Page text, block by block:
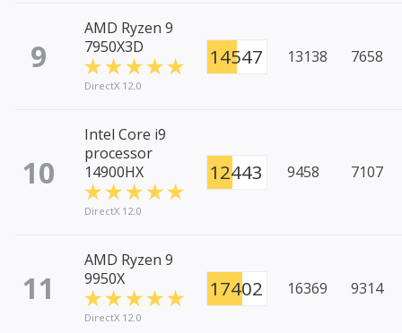
9
AMD Ryzen 9
7950X3D
DirectX 12.0
14547 13138 7658
10
Intel Core i9
processor
14900HX
DirectX 12.0
12443 9458 7107
11
AMD Ryzen 9
9950X
DirectX 12.0
17402 16369 9314